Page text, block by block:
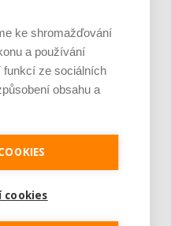
po něm a ve
Znáte nejčastějš [...]
Přesto
ke shromažďování
a používání
funkcí ze sociálních
obsahu a
cookies